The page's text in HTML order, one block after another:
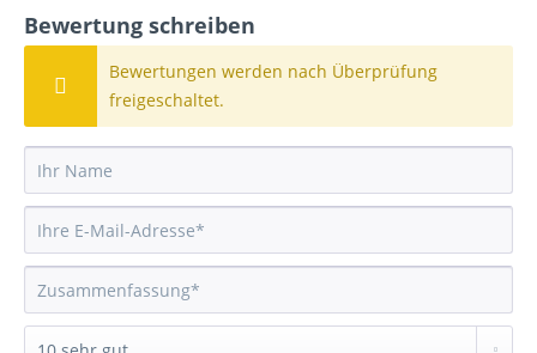
Bewertung schreiben
Bewertungen werden nach Überprüfung
freigeschaltet.